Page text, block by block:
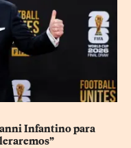
Infantino para